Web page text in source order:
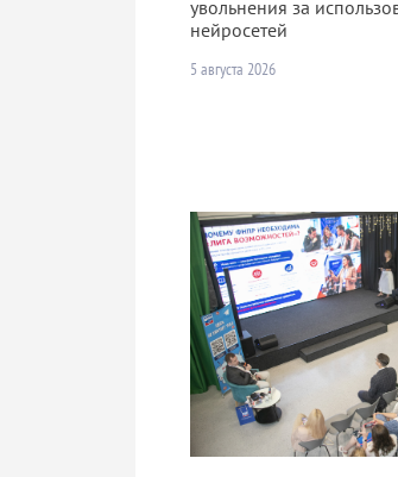
увольнения за
нейросетей
5 августа 2026